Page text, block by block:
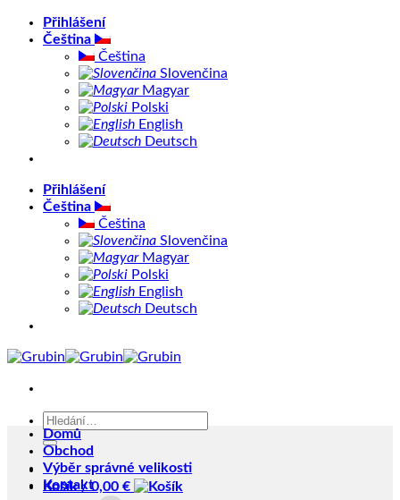
PřeskočitPřihlášení
Čeština
Čeština
Slovenčina
Magyar
Polski
English
Deutsch
Přihlášení
Čeština
Čeština
Slovenčina
Magyar
Polski
English
Deutsch
Hledat:
Košík /0,00 €
Domů
Obchod
Výběr správné velikosti
Kontakt